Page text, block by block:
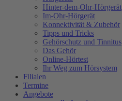
Hinter-dem-Ohr-Hörgerät
Im-Ohr-Hörgerät
Konnektivität & Zubehör
Tipps und Tricks
Gehörschutz und Tinnitus
Das Gehör
Online-Hörtest
Ihr Weg zum Hörsystem
Filialen
Termine
Angebote